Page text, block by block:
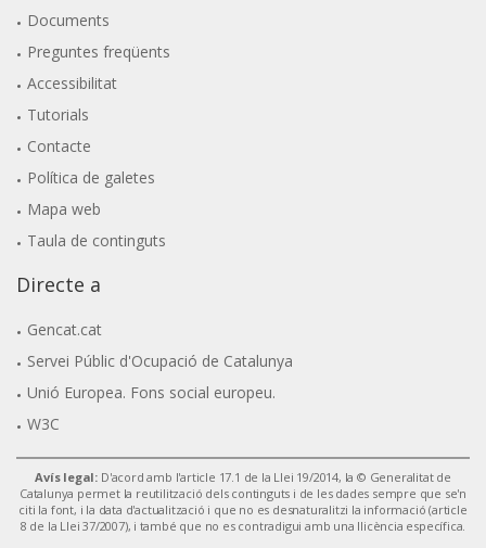
Documents
Preguntes freqüents
Accessibilitat
Tutorials
Contacte
Política de galetes
Mapa web
Taula de continguts
Directe a
Gencat.cat
Servei Públic d'Ocupació de Catalunya
Unió Europea. Fons social europeu.
W3C
Avís legal: D'acord amb l'article 17.1 de la Llei 19/2014, la © Generalitat de
Catalunya permet la reutilització dels continguts i de les dades sempre que se'n
citi la font, i la data d'actualització i que no es desnaturalitzi la informació (article
8 de la Llei 37/2007), i també que no es contradigui amb una llicència específica.